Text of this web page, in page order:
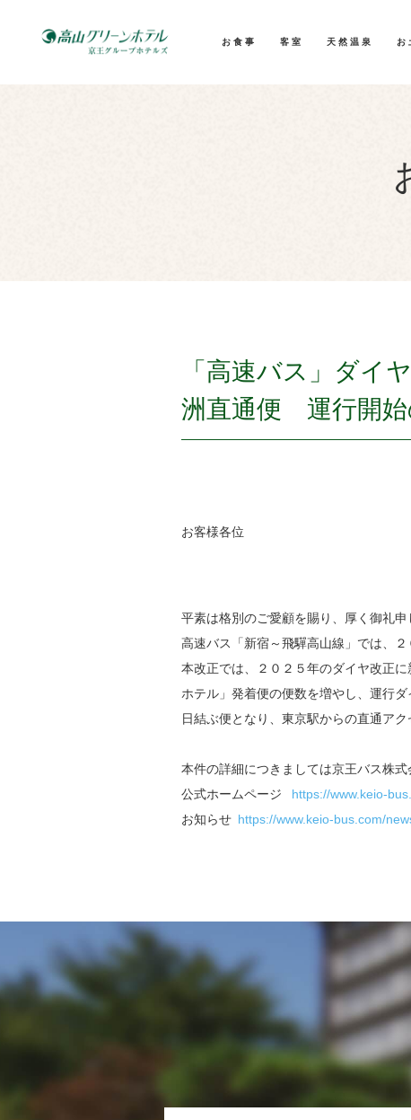
お食事 客室 天然温泉 お
「高速バス」ダイ
洲直通便 運行開始
お客様各位
平素は格別のご愛顧を賜り、厚く御礼申
高速バス「新宿～飛驒高山線」では、
本改正では、２０２５年のダイヤ改正
ホテル」発着便の便数を増やし、運行
日結ぶ便となり、東京駅からの直通ア
本件の詳細につきましては京王バス株式
公式ホームページ
https://www.keio-
お知らせ https://www.keio-bus.com/